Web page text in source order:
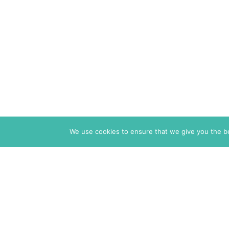
We use cookies to ensure that we give you the